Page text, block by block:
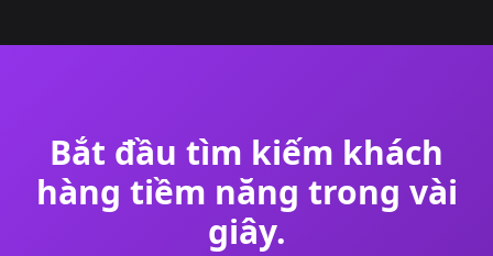
Bắt đầu tìm kiếm khách
hàng tiềm năng trong vài
giây.